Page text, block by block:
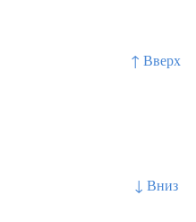
↑ Вверх
↓ Вниз